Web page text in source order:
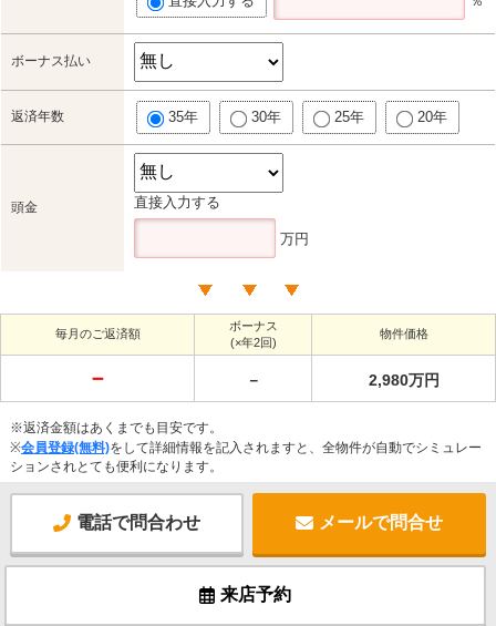
ボーナス払い
返済年数 35年 30年 25年 20年
頭金 直接入力する
万円
毎月のご返済額
ボーナス
(×年2回)
物件価格
－ － 2,980万円
※返済金額はあくまでも目安です。
※会員登録(無料)をして詳細情報を記入されますと、全物件が自動でシミュレー
ションされとても便利になります。
電話で問合わせ メールで問合せ
来店予約